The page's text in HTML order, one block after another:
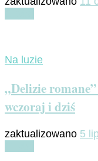
Na luzie
„Delizie
wczoraj i dziś
zaktualizowano 5